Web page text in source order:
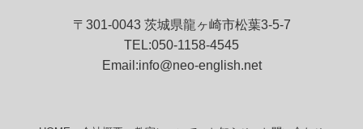
〒301-0043 茨城県龍ヶ崎市松葉3-5-7
TEL:050-1158-4545
Email:info@neo-english.net